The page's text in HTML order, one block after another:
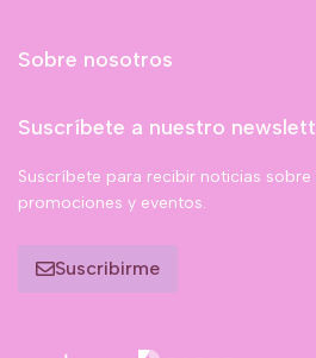
Sobre nosotros
Suscríbete a nuestro
Suscríbete para recibir noticias
promociones y eventos.
Suscribirme